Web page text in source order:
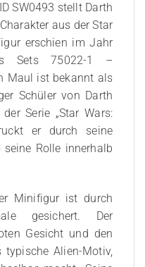
SW0493 stellt Darth
aus der Star
erschien im Jahr
Sets 75022-1 –
Maul ist bekannt als
Schüler von Darth
Serie „Star Wars:
er durch seine
Rolle innerhalb
Minifigur ist durch
gesichert. Der
Gesicht und den
Alien-Motiv,